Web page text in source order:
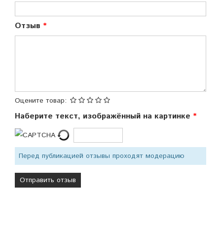
Отзыв
Оцените товар:
Наберите текст, изображённый на картинке
Перед публикацией отзывы проходят модерацию